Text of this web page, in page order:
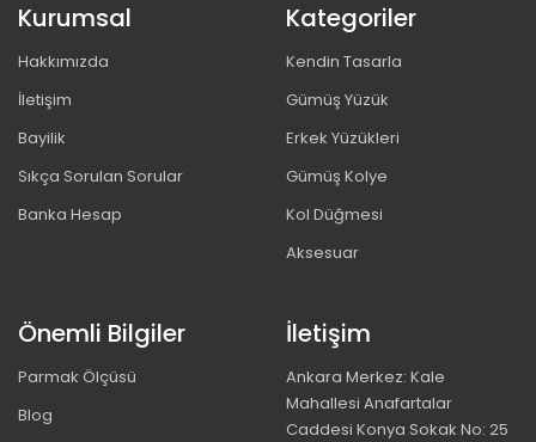
Kurumsal
Hakkımızda
İletişim
Bayilik
Sıkça Sorulan Sorular
Banka Hesap
Kategoriler
Kendin Tasarla
Gümüş Yüzük
Erkek Yüzükleri
Gümüş Kolye
Kol Düğmesi
Aksesuar
Önemli Bilgiler
Parmak Ölçüsü
Blog
İletişim
Ankara Merkez: Kale
Mahallesi Anafartalar
Caddesi Konya Sokak No: 25